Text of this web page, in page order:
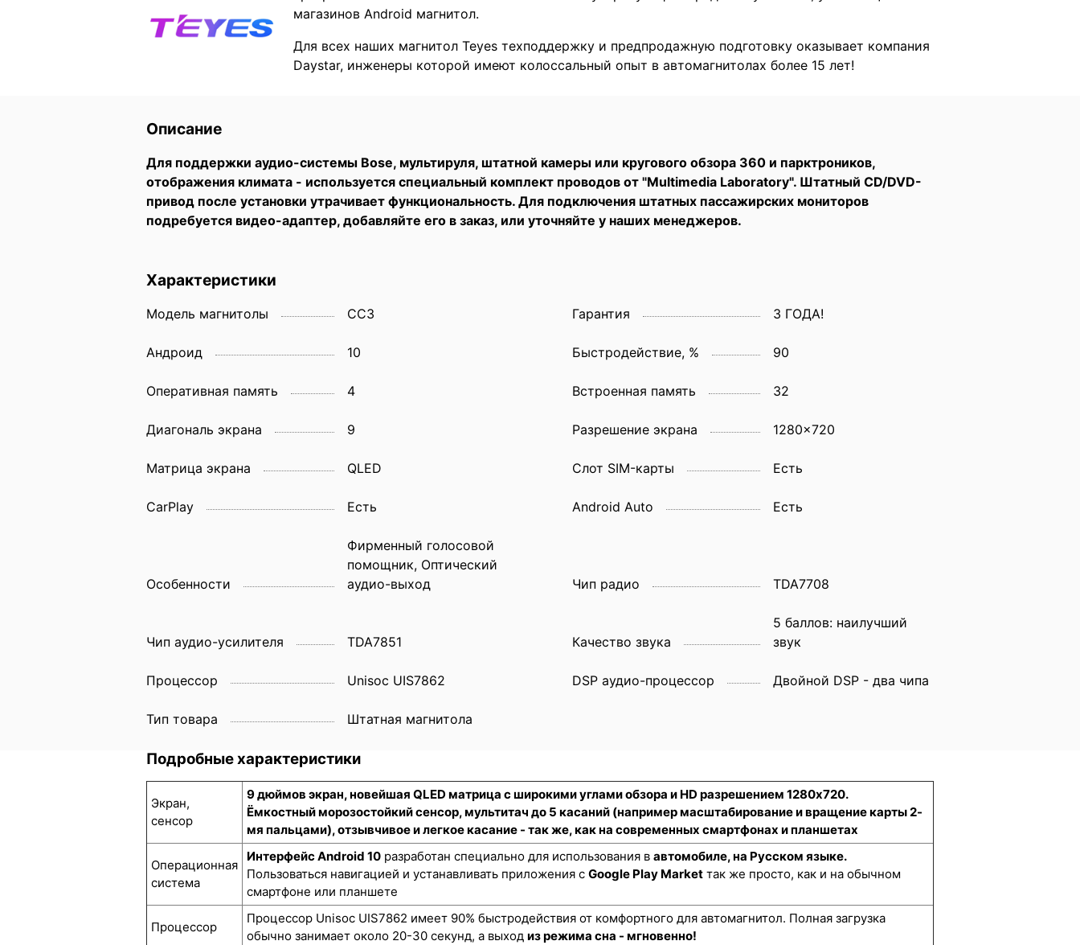
магазинов Android магнитол.
Для всех наших магнитол Teyes техподдержку и предпродажную подготовку оказывает компания
Daystar, инженеры которой имеют колоссальный опыт в автомагнитолах более 15 лет!
Описание
Для поддержки аудио-системы Bose, мультируля, штатной камеры или кругового обзора 360 и парктроников,
отображения климата - используется специальный комплект проводов от "Multimedia Laboratory". Штатный СD/DVD-
привод после установки утрачивает функциональность. Для подключения штатных пассажирских мониторов
подребуется видео-адаптер, добавляйте его в заказ, или уточняйте у наших менеджеров.
Характеристики
Модель магнитолы CC3 Гарантия 3 ГОДА!
Андроид 10 Быстродействие, % 90
Оперативная память 4 Встроенная память 32
Диагональ экрана 9 Разрешение экрана 1280x720
Матрица экрана QLED Слот SIM-карты Eсть
CarPlay Есть Android Auto Есть
Особенности
Фирменный голосовой
помощник, Оптический
аудио-выход
Чип радио TDA7708
Чип аудио-усилителя TDA7851 Качество звука
5 баллов: наилучший
звук
Процессор Unisoc UIS7862 DSP аудио-процессор Двойной DSP - два чипа
Тип товара Штатная магнитола
Подробные характеристики
Экран,
сенсор
9 дюймов экран, новейшая QLED матрица с широкими углами обзора и HD разрешением 1280x720.
Ёмкостный морозостойкий сенсор, мультитач до 5 касаний (например масштабирование и вращение карты 2-
мя пальцами), отзывчивое и легкое касание - так же, как на современных смартфонах и планшетах
Операционная
система
Интерфейс Android 10 разработан специально для использования в автомобиле, на Русском языке.
Пользоваться навигацией и устанавливать приложения с Google Play Market так же просто, как и на обычном
смартфоне или планшете
Процессор
Процессор Unisoc UIS7862 имеет 90% быстродействия от комфортного для автомагнитол. Полная загрузка
обычно занимает около 20-30 секунд, а выход из режима сна - мгновенно!